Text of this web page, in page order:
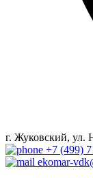
г. Жуковский, ул.
+7 (499)
ekomar-